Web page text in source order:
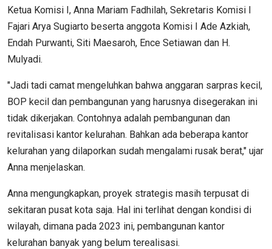
Ketua Komisi I, Anna Mariam Fadhilah, Sekretaris Komisi I
Fajari Arya Sugiarto beserta anggota Komisi I Ade Azkiah,
Endah Purwanti, Siti Maesaroh, Ence Setiawan dan H.
Mulyadi.
"Jadi tadi camat mengeluhkan bahwa anggaran sarpras kecil,
BOP kecil dan pembangunan yang harusnya disegerakan ini
tidak dikerjakan. Contohnya adalah pembangunan dan
revitalisasi kantor kelurahan. Bahkan ada beberapa kantor
kelurahan yang dilaporkan sudah mengalami rusak berat," ujar
Anna menjelaskan.
Anna mengungkapkan, proyek strategis masih terpusat di
sekitaran pusat kota saja. Hal ini terlihat dengan kondisi di
wilayah, dimana pada 2023 ini, pembangunan kantor
kelurahan banyak yang belum terealisasi.